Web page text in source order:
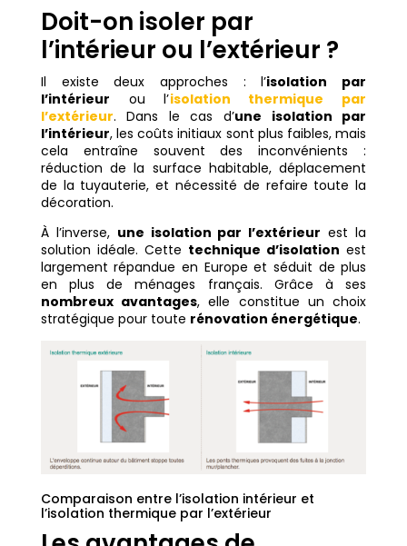
Doit-on isoler par
l’intérieur ou l’extérieur ?
Il existe deux approches : l’isolation par
l’intérieur ou l’isolation thermique par
l’extérieur. Dans le cas d’une isolation par
l’intérieur, les coûts initiaux sont plus faibles, mais
cela entraîne souvent des inconvénients :
réduction de la surface habitable, déplacement
de la tuyauterie, et nécessité de refaire toute la
décoration.
À l’inverse, une isolation par l’extérieur est la
solution idéale. Cette technique d’isolation est
largement répandue en Europe et séduit de plus
en plus de ménages français. Grâce à ses
nombreux avantages, elle constitue un choix
stratégique pour toute rénovation énergétique.
Comparaison entre l’isolation intérieur et
l’isolation thermique par l’extérieur